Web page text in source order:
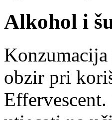
Alkohol i
obzir pri